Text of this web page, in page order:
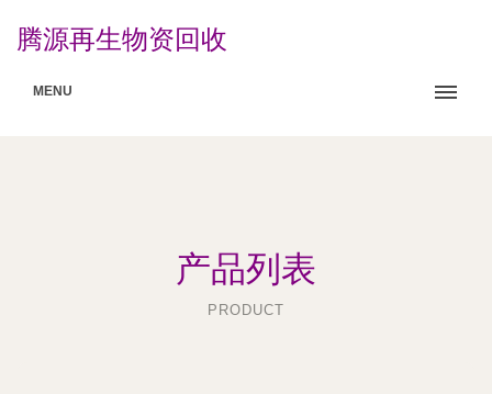
腾源再生物资回收
MENU
产品列表
PRODUCT